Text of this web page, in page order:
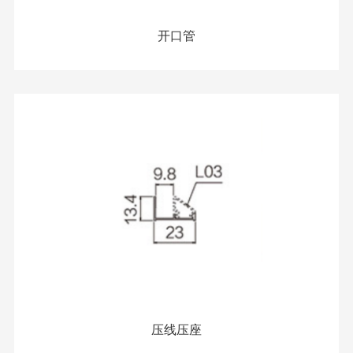
开口管
压线压座